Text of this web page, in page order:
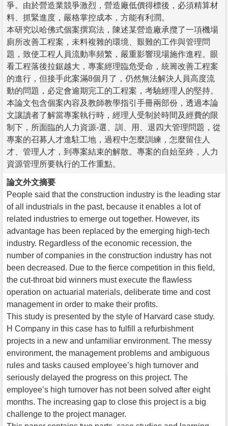
爭。由於營造業競爭激烈，營造廠低價得標後，必須精算材
料、抓緊進度，嚴格掌控成本，方能有利潤。
本研究以哈佛式個案撰寫法，陳述某營造廠承攬了一項機場
廁所改善工程案，未料複雜的環境、艱難的工作與管理問
題，致使工程人員流動率頻繁，嚴重影響現場施作進程。眼
看工程落後拉鋸越大，專案經理臨危受命，統籌改善工程案
的進行，但接手此案滿8個月了，仍然無法解決人員高度流
動的問題，必定會逾期完工的工程案，考驗經理人的堅持。
本論文包含個案內容及教師教學指引手冊兩部份，透過本論
文讓讀者了解當專案執行時，經理人受制於時間及經費的限
制下，所面臨的人力資源-選、訓、用、退四大管理問題，從
專案的召募人才進駐工地，過程中怎麼訓練，怎麼留住人
才、管理人才，到專案結束的解散。專案的自始至終，人力
資源管理所要執行的工作重點。
論文外文摘要
People said that the construction industry is the leading star
of all industrials in the past, because it enables a lot of
related industries to emerge out together. However, its
advantage has been replaced by the emerging high-tech
industry. Regardless of the economic recession, the
number of companies in the construction industry has not
been decreased. Due to the fierce competition in this field,
the cut-throat bid winners must execute the flawless
operation on actuarial materials, deliberate time and cost
management in order to make their profits.
This study is presented by the style of Harvard case study.
H Company in this case has to fulfill a refurbishment
projects in a new and unfamiliar environment. The messy
environment, the management problems and ambiguous
rules and tasks caused employee’s high turnover and
seriously delayed the progress on this project. The
employee’s high turnover has not been solved after eight
months. The increasing gap to close this project is a big
challenge to the project manager.